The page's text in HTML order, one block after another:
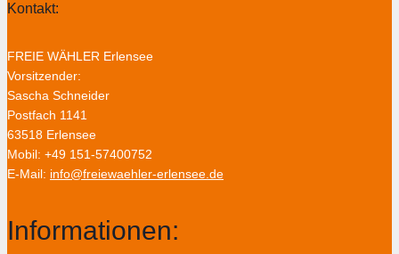
Kontakt:
FREIE WÄHLER Erlensee
Vorsitzender:
Sascha Schneider
Postfach 1141
63518 Erlensee
Mobil: +49 151-57400752
E-Mail: info@freiewaehler-erlensee.de
Informationen: